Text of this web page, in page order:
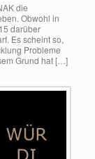
die
Obwohl in
darüber
Es scheint so,
Probleme
Grund hat […]